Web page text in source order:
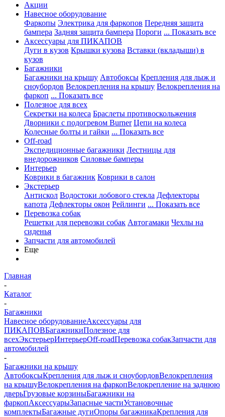
Акции
Навесное оборудование
Фаркопы Электрика для фаркопов Передняя защита
бампера Задняя защита бампера Пороги ... Показать все
Аксессуары для ПИКАПОВ
Дуги в кузов Крышки кузова Вставки (вкладыши) в
кузов
Багажники
Багажники на крышу Автобоксы Крепления для лыж и
сноубордов Велокрепления на крышу Велокрепления на
фаркоп ... Показать все
Полезное для всех
Секретки на колеса Браслеты противоскольжения
Дворники с подогревом Burner Цепи на колеса
Колесные болты и гайки ... Показать все
Off-road
Экспедиционные багажники Лестницы для
внедорожников Силовые бамперы
Интерьер
Коврики в багажник Коврики в салон
Экстерьер
Антискол Водостоки лобового стекла Дефлекторы
капота Дефлекторы окон Рейлинги ... Показать все
Перевозка собак
Решетки для перевозки собак Автогамаки Чехлы на
сиденья
Запчасти для автомобилей
Еще
Главная
-
Каталог
-
Багажники
Навесное оборудованиеАксессуары для
ПИКАПОВБагажникиПолезное для
всехЭкстерьерИнтерьерOff-roadПеревозка собакЗапчасти для
автомобилей
-
Багажники на крышу
АвтобоксыКрепления для лыж и сноубордовВелокрепления
на крышуВелокрепления на фаркопВелокрепление на заднюю
дверьГрузовые корзиныБагажники на
фаркопАксессуарыЗапасные частиУстановочные
комплектыБагажные дугиОпоры багажникаКрепления для